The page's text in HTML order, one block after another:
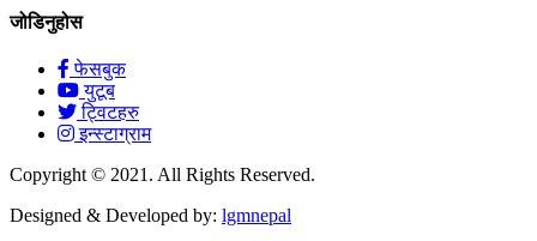
जोडिनुहोस
फेसबुक
युटूब
ट्विटहरु
इन्स्टाग्राम
Copyright © 2021. All Rights Reserved.
Designed & Developed by: lgmnepal